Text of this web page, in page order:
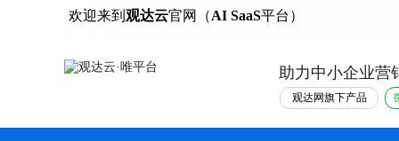
欢迎来到 观达云官网（AI SaaS平台）
助力中小企业营
观达网旗下产品